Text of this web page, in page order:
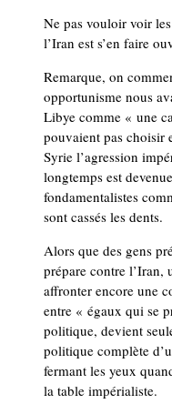
Ne pas vouloir voir
l’Iran est s’en faire
Remarque, on
opportunisme nous
Libye comme « une
pouvaient pas choisir
Syrie l’agression
longtemps est
fondamentalistes
sont cassés les dents.
Alors que des gens
prépare contre l’Iran,
affronter encore une
entre « égaux qui se
politique, devient
politique complète
fermant les yeux
la table impérialiste.